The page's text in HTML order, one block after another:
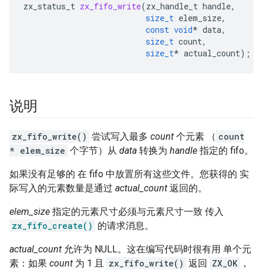
zx_status_t zx_fifo_write(zx_handle_t handle,
size_t elem_size,
const void* data,
size_t count,
size_t* actual_count);
说明
zx_fifo_write() 尝试写入最多 count 个元素 （ count
* elem_size 个字节）从 data 转换为 handle 指定的 fifo。
如果没有足够的 在 fifo 中放置所有这些文件。您获得的 实
际写入的元素数量是通过 actual_count 返回的。
elem_size 指定的元素尺寸必须与元素尺寸一致 传入
zx_fifo_create() 的请求消息。
actual_count 允许为 NULL。这在编写代码时很有用 单个元
素：如果 count 为 1 且 zx_fifo_write() 返回 ZX_OK ，